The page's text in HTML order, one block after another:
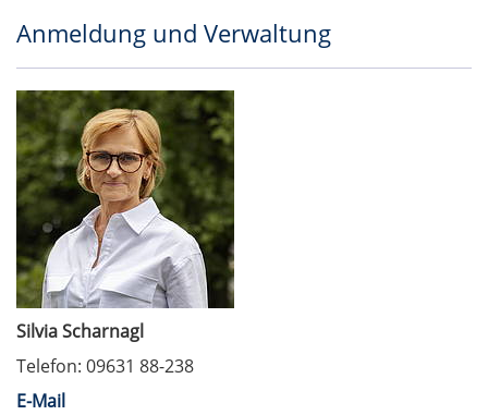
Anmeldung und Verwaltung
Silvia Scharnagl
Telefon: 09631 88-238
E-Mail